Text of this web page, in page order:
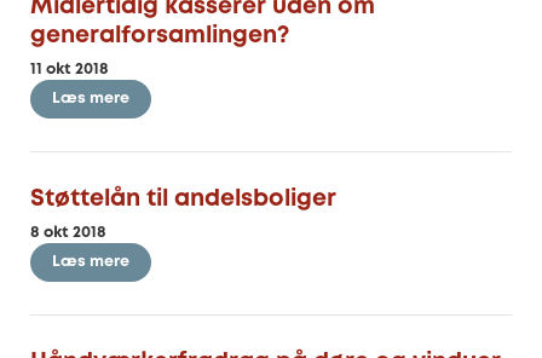
Midlertidig kasserer uden om
generalforsamlingen?
11 okt 2018
Læs mere
Støttelån til andelsboliger
8 okt 2018
Læs mere